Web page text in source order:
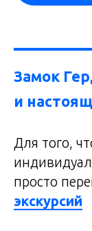
Замок
и
Для того,
просто
экскурсий